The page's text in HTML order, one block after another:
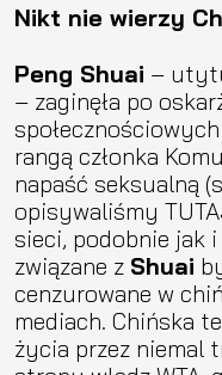
Nikt nie wierzy
Peng Shuai –
– zaginęła po
społecznościowych
rangą członka
napaść seksualną
opisywaliśmy
sieci, podobnie jak
związane z Shuai
cenzurowane w
mediach. Chińska
życia przez niemal